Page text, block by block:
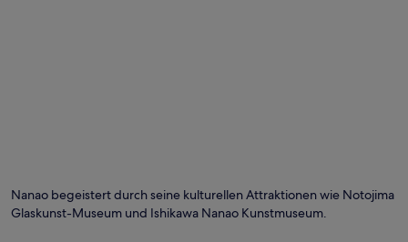
Nanao begeistert durch seine kulturellen Attraktionen wie Notojima
Glaskunst-Museum und Ishikawa Nanao Kunstmuseum.